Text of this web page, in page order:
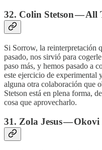
32. Colin Stetson —
Si Sorrow, la reinterpretación
pasado, nos sirvió para
paso más, y hemos pasado a
este ejercicio de experimental
alguna otra colaboración que
Stetson está en plena forma,
cosa que aprovecharlo.
31. Zola Jesus — Okovi